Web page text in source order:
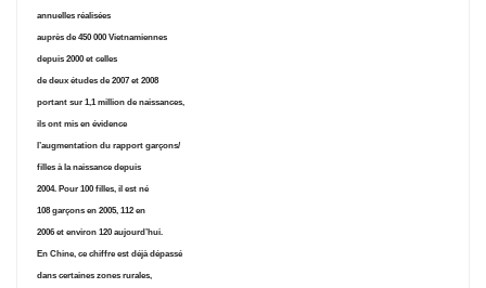
annuelles réalisées
auprès de 450 000 Vietnamiennes
depuis 2000 et celles
de deux études de 2007 et 2008
portant sur 1,1 million de naissances,
ils ont mis en évidence
l’augmentation du rapport garçons/
filles à la naissance depuis
2004. Pour 100 filles, il est né
108 garçons en 2005, 112 en
2006 et environ 120 aujourd’hui.
En Chine, ce chiffre est déjà dépassé
dans certaines zones rurales,